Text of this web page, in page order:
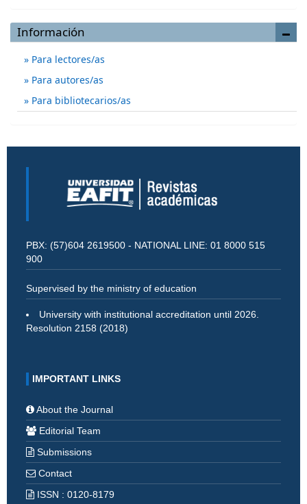
Información
Para lectores/as
Para autores/as
Para bibliotecarios/as
PBX: (57)604 2619500 - NATIONAL LINE: 01 8000 515
900
Supervised by the ministry of education
University with institutional accreditation until 2026.
Resolution 2158 (2018)
IMPORTANT LINKS
About the Journal
Editorial Team
Submissions
Contact
ISSN : 0120-8179